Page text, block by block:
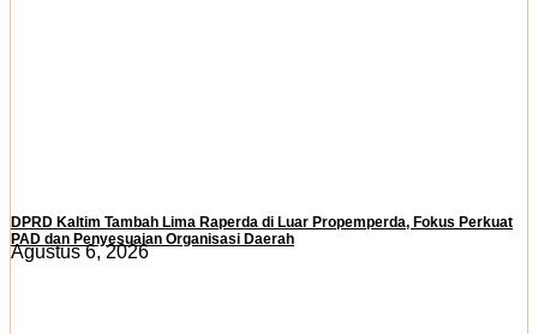
DPRD Kaltim Tambah Lima Raperda di Luar Propemperda, Fokus Perkuat
PAD dan Penyesuaian Organisasi Daerah
Agustus 6, 2026